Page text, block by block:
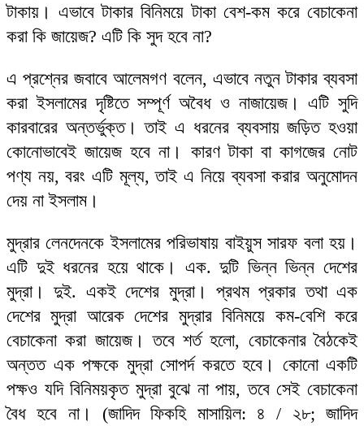
টাকায়। এভাবে টাকার বিনিময়ে টাকা বেশ-কম করে বেচাকেনা
করা কি জায়েজ? এটি কি সুদ হবে না?
এ প্রশ্নের জবাবে আলেমগণ বলেন, এভাবে নতুন টাকার ব্যবসা
করা ইসলামের দৃষ্টিতে সম্পূর্ণ অবৈধ ও নাজায়েজ। এটি সুদি
কারবারের অন্তর্ভুক্ত। তাই এ ধরনের ব্যবসায় জড়িত হওয়া
কোনোভাবেই জায়েজ হবে না। কারণ টাকা বা কাগজের নোট
পণ্য নয়, বরং এটি মূল্য, তাই এ নিয়ে ব্যবসা করার অনুমোদন
দেয় না ইসলাম।
মুদ্রার লেনদেনকে ইসলামের পরিভাষায় বাইয়ুস সারফ বলা হয়।
এটি দুই ধরনের হয়ে থাকে। এক. দুটি ভিন্ন ভিন্ন দেশের
মুদ্রা। দুই. একই দেশের মুদ্রা। প্রথম প্রকার তথা এক
দেশের মুদ্রা আরেক দেশের মুদ্রার বিনিময়ে কম-বেশি করে
বেচাকেনা করা জায়েজ। তবে শর্ত হলো, বেচাকেনার বৈঠকেই
অন্তত এক পক্ষকে মুদ্রা সোপর্দ করতে হবে। কোনো একটি
পক্ষও যদি বিনিময়কৃত মুদ্রা বুঝে না পায়, তবে সেই বেচাকেনা
বৈধ হবে না। (জাদিদ ফিকহি মাসায়িল: ৪ / ২৮; জাদিদ